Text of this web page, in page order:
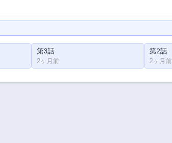
第3話
2ヶ月前
第2話
2ヶ月前